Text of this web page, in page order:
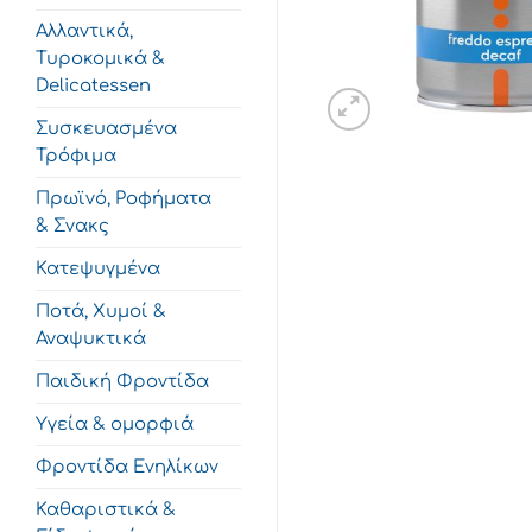
Αλλαντικά,
Τυροκομικά &
Delicatessen
Συσκευασμένα
Τρόφιμα
Πρωϊνό, Ροφήματα
& Σνακς
Κατεψυγμένα
Ποτά, Χυμοί &
Αναψυκτικά
Παιδική Φροντίδα
Υγεία & ομορφιά
Φροντίδα Ενηλίκων
Καθαριστικά &